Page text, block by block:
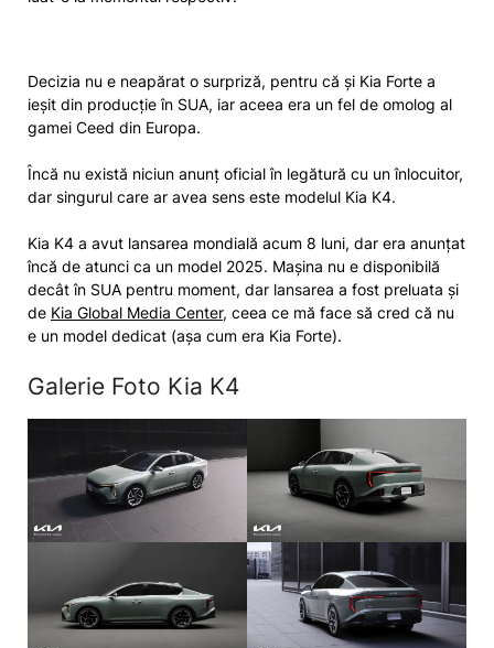
Decizia nu e neapărat o surpriză, pentru că și Kia Forte a
ieșit din producție în SUA, iar aceea era un fel de omolog al
gamei Ceed din Europa.
Încă nu există niciun anunț oficial în legătură cu un înlocuitor,
dar singurul care ar avea sens este modelul Kia K4.
Kia K4 a avut lansarea mondială acum 8 luni, dar era anunțat
încă de atunci ca un model 2025. Mașina nu e disponibilă
decât în SUA pentru moment, dar lansarea a fost preluata și
de Kia Global Media Center, ceea ce mă face să cred că nu
e un model dedicat (așa cum era Kia Forte).
Galerie Foto Kia K4